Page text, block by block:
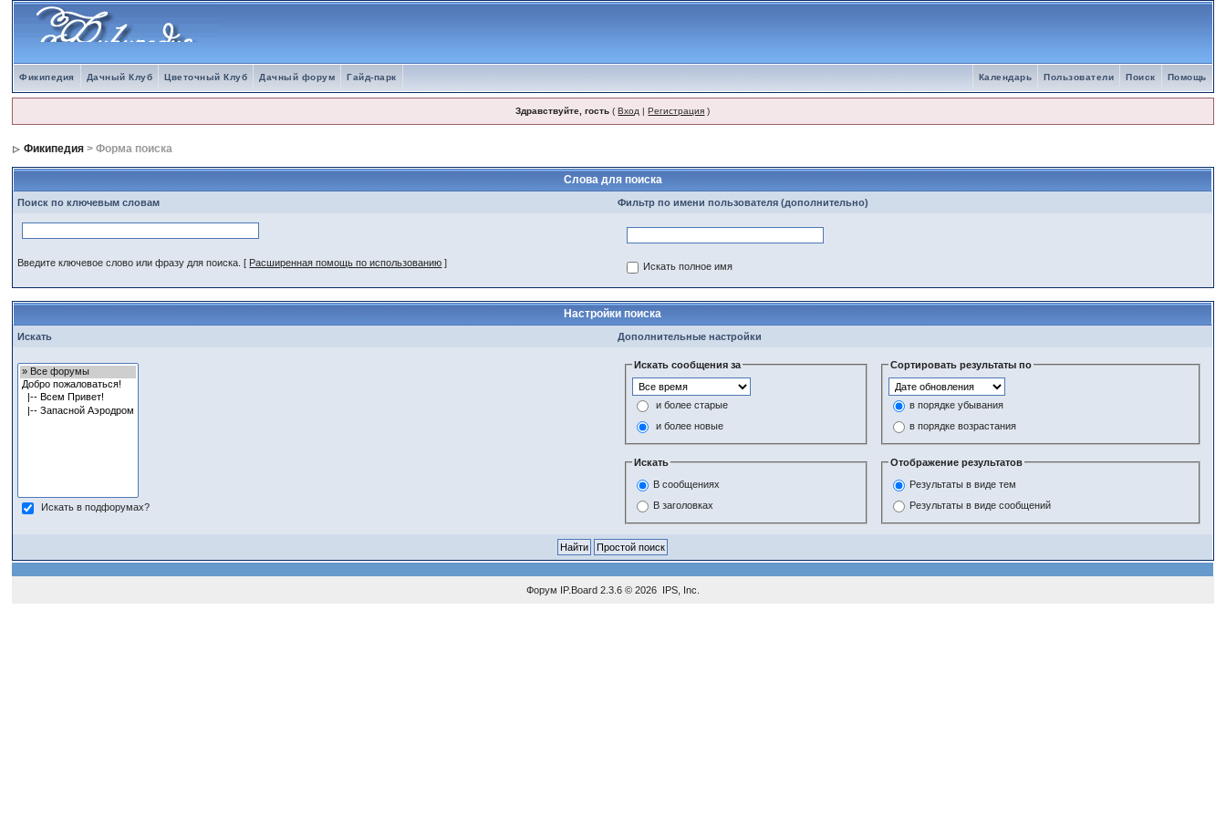
Фикипедия Дачный Клуб Цветочный Клуб Дачный форум Гайд-парк Помощь
Поиск
Пользователи
Календарь
Здравствуйте, гость (Вход |Регистрация )
Фикипедия > Форма поиска
Слова для поиска
Поиск по ключевым словам Фильтр по имени пользователя (дополнительно)
Введите ключевое слово или фразу для поиска. [ Расширенная помощь по использованию ] Искать полное имя
Настройки поиска
Искать Дополнительные настройки
Искать в подфорумах?
Искать сообщения за
и более старые
и более новые
Сортировать результаты по
в порядке убывания
в порядке возрастания
Искать
В сообщениях
В заголовках
Отображение результатов
Результаты в виде тем
Результаты в виде сообщений
Форум IP.Board2.3.6 © 2026 IPS, Inc